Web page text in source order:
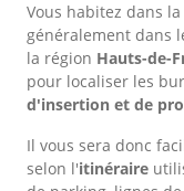
Vous habitez dans
généralement dans
la région Hauts-de-
pour localiser les
d'insertion et de
Il vous sera donc
selon l'itinéraire